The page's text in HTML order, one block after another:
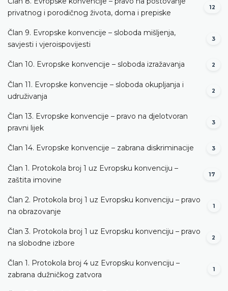
privatnog i porodičnog života, doma i prepiske
12
Član 9. Evropske konvencije – sloboda mišljenja,
savjesti i vjeroispovijesti
3
Član 10. Evropske konvencije – sloboda izražavanja 2
Član 11. Evropske konvencije – sloboda okupljanja i
udruživanja
2
Član 13. Evropske konvencije – pravo na djelotvoran
pravni lijek
3
Član 14. Evropske konvencije – zabrana diskriminacije 3
Član 1. Protokola broj 1 uz Evropsku konvenciju –
zaštita imovine
17
Član 2. Protokola broj 1 uz Evropsku konvenciju – pravo
na obrazovanje
1
Član 3. Protokola broj 1 uz Evropsku konvenciju – pravo
na slobodne izbore
2
Član 1. Protokola broj 4 uz Evropsku konvenciju –
zabrana dužničkog zatvora
1